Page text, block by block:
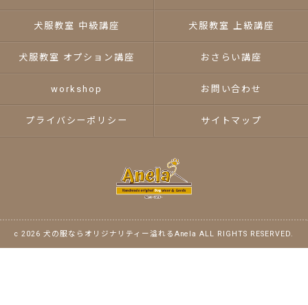
犬服教室 中級講座 犬服教室 上級講座
犬服教室 オプション講座 おさらい講座
workshop お問い合わせ
プライバシーポリシー サイトマップ
c 2026 犬の服ならオリジナリティー溢れるAnela ALL RIGHTS RESERVED.